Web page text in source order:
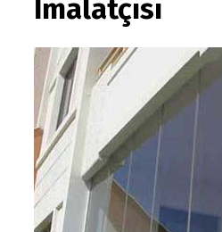
İmalatçısı